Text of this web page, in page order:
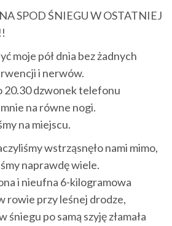
SPOD ŚNIEGU W OSTATNIEJ
moje pół dnia bez żadnych
i nerwów.
20.30 dzwonek telefonu
na równe nogi.
na miejscu.
wstrząsnęło nami mimo,
naprawdę wiele.
i nieufna 6-kilogramowa
rowie przy leśnej drodze,
śniegu po samą szyję złamała